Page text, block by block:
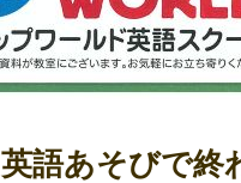
英語あそびで終